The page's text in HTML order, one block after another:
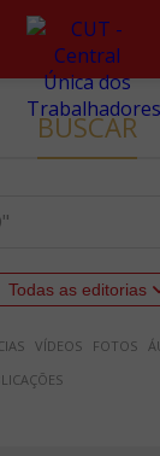
BUSCAR
Todas as editorias
VÍDEOS FOTOS